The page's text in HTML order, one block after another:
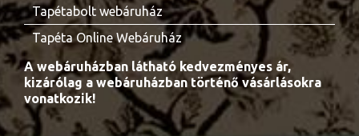
Tapétabolt webáruház
Tapéta Online Webáruház
A webáruházban látható kedvezményes ár,
kizárólag a webáruházban történő vásárlásokra
vonatkozik!